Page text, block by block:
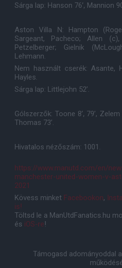
Sárga lap: Hanson 76’, Mannion
Aston Villa N: Hampton
Sargeant, Pacheco; Allen
Petzelberger; Gielnik
Lehmann.
Nem használt cserék: Asante,
Hayles.
Sárga lap: Littlejohn 52’.
Gólszerzők: Toone 8’, 79’,
Thomas 73’.
Hivatalos nézőszám: 1001.
https://www.manutd.com/en/
manchester-united-women-v-
2021
Kövess minket Facebookon,
is!
Töltsd le a ManUtdFanatics.hu
és iOS-re!
Támogasd adományoddal